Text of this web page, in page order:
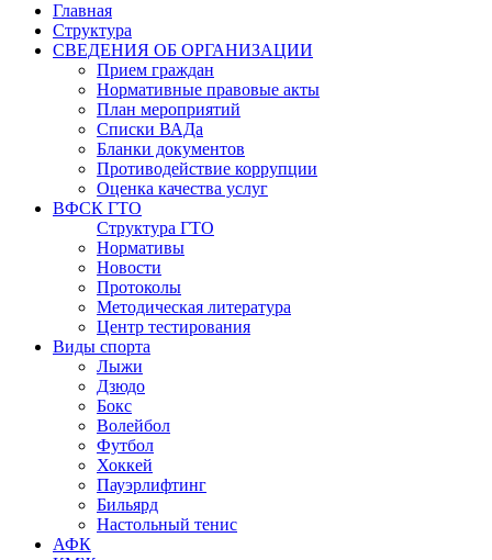
Главная
Структура
СВЕДЕНИЯ ОБ ОРГАНИЗАЦИИ
Прием граждан
Нормативные правовые акты
План мероприятий
Списки ВАДа
Бланки документов
Противодействие коррупции
Оценка качества услуг
ВФСК ГТО
Структура ГТО
Нормативы
Новости
Протоколы
Методическая литература
Центр тестирования
Виды спорта
Лыжи
Дзюдо
Бокс
Волейбол
Футбол
Хоккей
Пауэрлифтинг
Бильярд
Настольный тенис
АФК